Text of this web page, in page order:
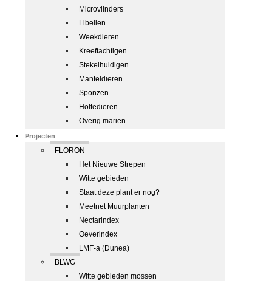
Microvlinders
Libellen
Weekdieren
Kreeftachtigen
Stekelhuidigen
Manteldieren
Sponzen
Holtedieren
Overig marien
Projecten
FLORON
Het Nieuwe Strepen
Witte gebieden
Staat deze plant er nog?
Meetnet Muurplanten
Nectarindex
Oeverindex
LMF-a (Dunea)
BLWG
Witte gebieden mossen